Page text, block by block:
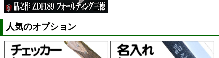
人気のオプション